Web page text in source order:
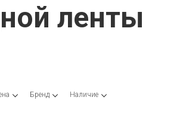
ленты
Бренд Наличие